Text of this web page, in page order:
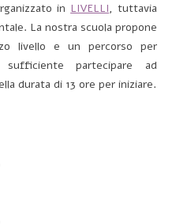
in LIVELLI, tuttavia
La nostra scuola propone
livello e un percorso per
sufficiente partecipare ad
durata di 13 ore per iniziare.